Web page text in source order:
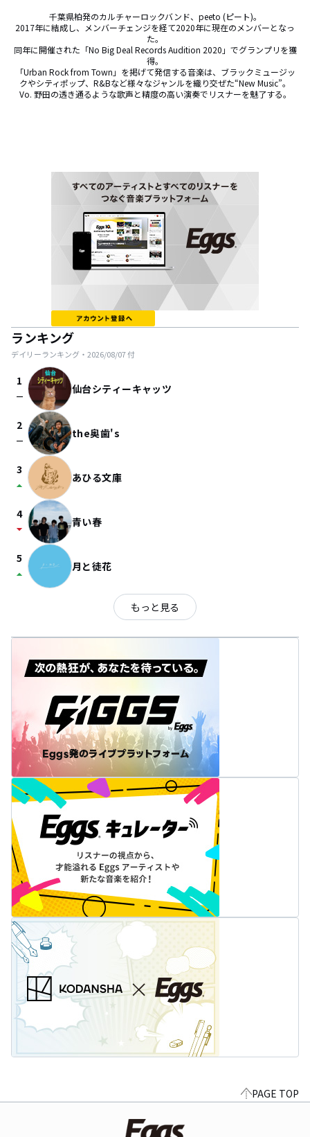
千葉県柏発のカルチャーロックバンド、peeto (ピート)。
2017年に結成し、メンバーチェンジを経て2020年に現在のメンバーとなっ
た。
同年に開催された「No Big Deal Records Audition 2020」でグランプリを獲
得。
「Urban Rock from Town」を掲げて発信する音楽は、ブラックミュージッ
クやシティポップ、R&Bなど様々なジャンルを織り交ぜた“New Music”。
Vo. 野田の透き通るような歌声と精度の高い演奏でリスナーを魅了する。
ランキング
デイリーランキング・ 2026/08/07付
1
check_indeterminate_small 仙台シティーキャッツ
2
check_indeterminate_small the奥歯's
3
arrow_drop_up あひる文庫
4
arrow_drop_down 青い春
5
arrow_drop_up 月と徒花
もっと見る
PAGE TOP